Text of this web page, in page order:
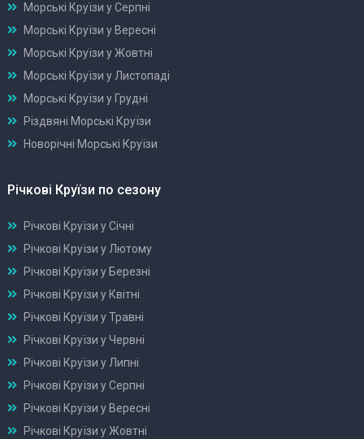
Морські Круїзи у Серпні
Морські Круїзи у Вересні
Морські Круїзи у Жовтні
Морські Круїзи у Листопаді
Морські Круїзи у Грудні
Різдвяні Морські Круїзи
Новорічні Морські Круїзи
Річкові Круїзи по сезону
Річкові Круїзи у Січні
Річкові Круїзи у Лютому
Річкові Круїзи у Березні
Річкові Круїзи у Квітні
Річкові Круїзи у Травні
Річкові Круїзи у Червні
Річкові Круїзи у Липні
Річкові Круїзи у Серпні
Річкові Круїзи у Вересні
Річкові Круїзи у Жовтні